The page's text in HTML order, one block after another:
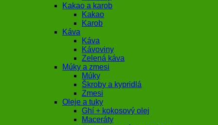
Kakao a karob
Kakao
Karob
Káva
Káva
Kávoviny
Zelená káva
Múky a zmesi
Múky
Škroby a kypridlá
Zmesi
Oleje a tuky
Ghí + kokosový olej
Maceráty